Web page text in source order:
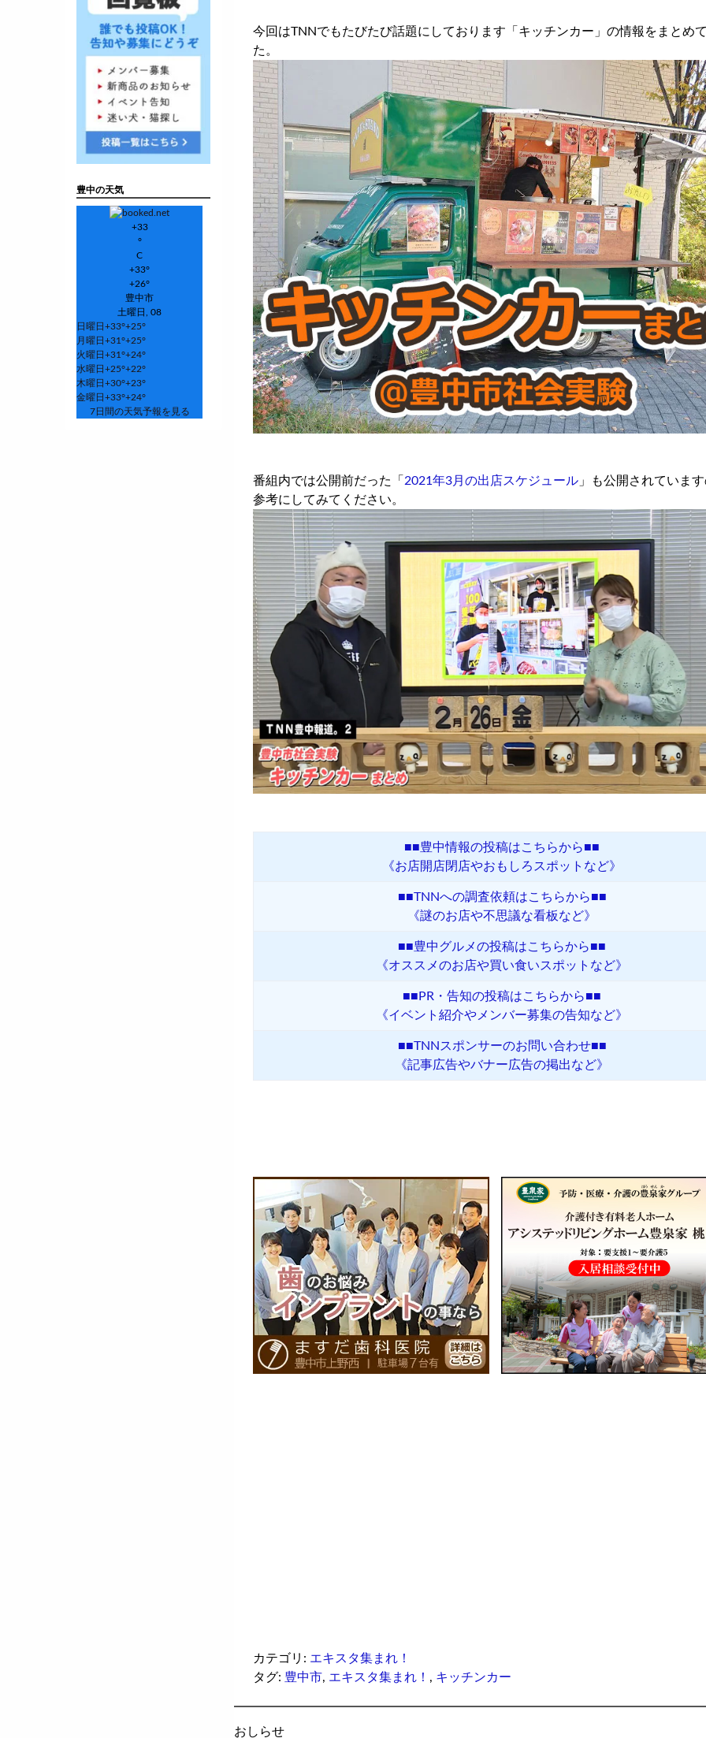
今回はTNNでもたびたび話題にしております「キッチンカー」の情報をまとめ
た。
番組内では公開前だった「 2021年3月の出店スケジュール 」も公開されていま
参考にしてみてください。
■■豊中情報の投稿はこちらから■■
《お店開店閉店やおもしろスポットなど》
■■TNNへの調査依頼はこちらから■■
《謎のお店や不思議な看板など》
■■豊中グルメの投稿はこちらから■■
《オススメのお店や買い食いスポットなど》
■■PR・告知の投稿はこちらから■■
《イベント紹介やメンバー募集の告知など》
■■TNNスポンサーのお問い合わせ■■
《記事広告やバナー広告の掲出など》
カテゴリ: エキスタ集まれ！
タグ: 豊中市, エキスタ集まれ！ , キッチンカー
おしらせ
豊中の天気
+33
°
C
+33°
+26°
豊中市
土曜日, 08
日曜日 +33°+25°
月曜日 +31°+25°
火曜日 +31°+24°
水曜日 +25°+22°
木曜日 +30°+23°
金曜日 +33°+24°
7日間の天気予報を見る